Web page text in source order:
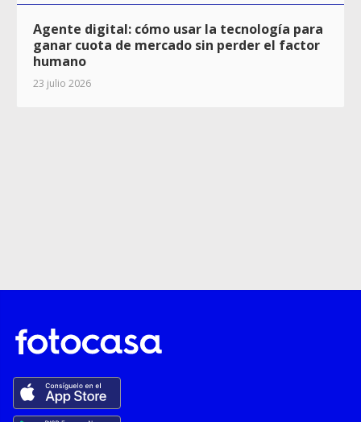
Agente digital: cómo usar la tecnología para
ganar cuota de mercado sin perder el factor
humano
23 julio 2026